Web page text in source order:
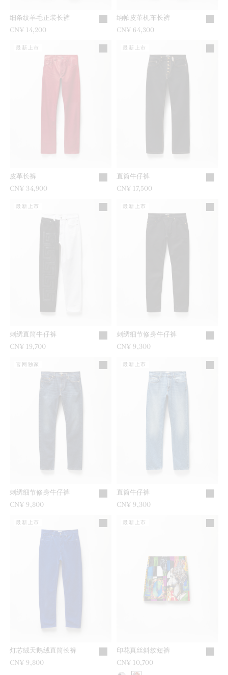
细条纹羊毛正装长裤
CN¥ 14,200
纳帕皮革机车长裤
CN¥ 64,300
皮革长裤
CN¥ 34,900
最新上市
直筒牛仔裤
CN¥ 17,500
最新上市
刺绣直筒牛仔裤
CN¥ 19,700
最新上市
刺绣细节修身牛仔裤
CN¥ 9,300
最新上市
刺绣细节修身牛仔裤
CN¥ 9,800
官网独家
直筒牛仔裤
CN¥ 9,300
最新上市
灯芯绒天鹅绒直筒长裤
CN¥ 9,800
最新上市
印花真丝斜纹短裤
CN¥ 10,700
最新上市